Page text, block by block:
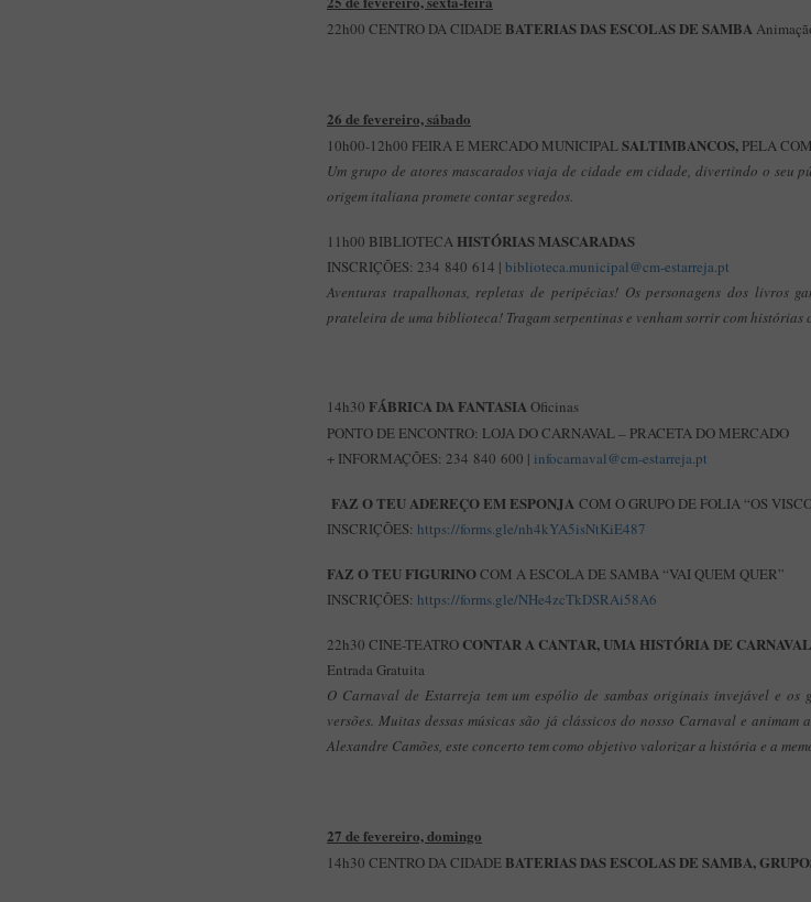
22h00 CENTRO DA CIDADE BATERIAS DAS ESCOLAS DE SAMBA
26 de fevereiro, sábado
10h00-12h00 FEIRA E MERCADO MUNICIPALSALTIMBANCOS, PELA
Um grupo de atores mascarados viaja de cidade em cidade, divertindo o seu
origem italiana promete contar segredos.
11h00 BIBLIOTECA HISTÓRIAS MASCARADAS
INSCRIÇÕES: 234 840 614 | biblioteca.municipal@cm-estarreja.pt
Aventuras trapalhonas, repletas de peripécias! Os personagens dos livros
prateleira de uma biblioteca! Tragam serpentinas e venham sorrir com histórias
14h30 FÁBRICA DA FANTASIAOficinas
PONTO DE ENCONTRO: LOJA DO CARNAVAL – PRACETA DO MERCADO
+ INFORMAÇÕES: 234 840 600 | infocarnaval@cm-estarreja.pt
FAZ O TEU ADEREÇO EM ESPONJA COM O GRUPO DE FOLIA “OS
INSCRIÇÕES: https://forms.gle/nh4kYA5isNtKiE487
FAZ O TEU FIGURINOCOM A ESCOLA DE SAMBA “VAI QUEM QUER”
INSCRIÇÕES: https://forms.gle/NHe4zcTkDSRAi58A6
22h30 CINE-TEATRO CONTAR A CANTAR, UMA HISTÓRIA DE CARNAVAL
Entrada Gratuita
O Carnaval de Estarreja tem um espólio de sambas originais invejável e
versões. Muitas dessas músicas são já clássicos do nosso Carnaval e
Alexandre Camões, este concerto tem como objetivo valorizar a história e a
27 de fevereiro, domingo
14h30 CENTRO DA CIDADE BATERIAS DAS ESCOLAS DE SAMBA,